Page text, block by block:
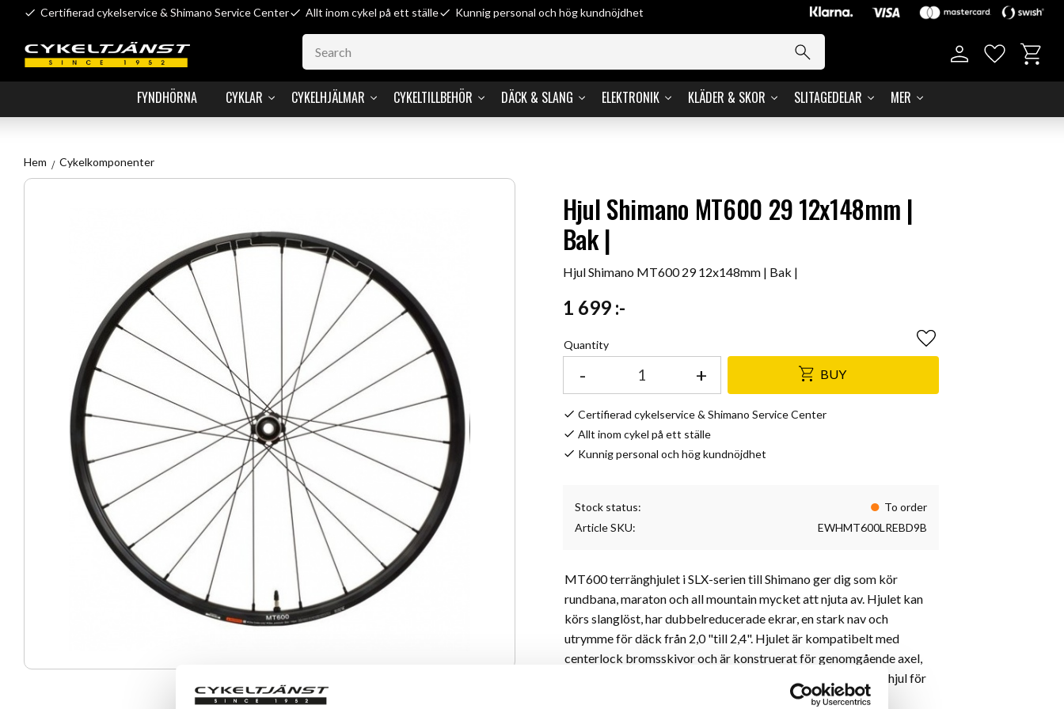
Certifierad cykelservice & Shimano Service Center Allt inom cykel på ett ställe Kunnig personal och hög kundnöjdhet
FYNDHÖRNA CYKLAR CYKELHJÄLMAR CYKELTILLBEHÖR DÄCK & SLANG ELEKTRONIK KLÄDER & SKOR SLITAGEDELAR MER
Favorites
Hem Cykelkomponenter
Hjul Shimano MT600 29 12x148mm |
Bak |
Hjul Shimano MT600 29 12x148mm | Bak |
1 699:-
Quantity
+
- BUY
Add to favorites
Certifierad cykelservice & Shimano Service Center
Allt inom cykel på ett ställe
Kunnig personal och hög kundnöjdhet
Stock status
To order
Article SKU
EWHMT600LREBD9B
MT600 terränghjulet i SLX-serien till Shimano ger dig som kör
rundbana, maraton och all mountain mycket att njuta av. Hjulet kan
körs slanglöst, har dubbelreducerade ekrar, en stark nav och
utrymme för däck från 2,0 "till 2,4". Hjulet är kompatibelt med
centerlock bromsskivor och är konstruerat för genomgående axel,
vilket är både säkert och enkelt att hantera. Detta är ett bra hjul för